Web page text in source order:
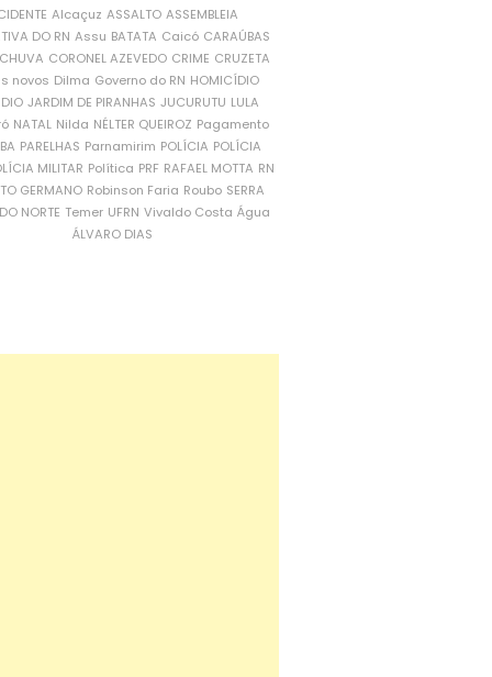
Alcaçuz ASSALTO ASSEMBLEIA
DO RN Assu BATATA Caicó CARAÚBAS
CORONEL AZEVEDO CRIME CRUZETA
novos Dilma Governo do RN HOMICÍDIO
JARDIM DE PIRANHAS JUCURUTU LULA
NATAL Nilda NÉLTER QUEIROZ Pagamento
PARELHAS Parnamirim POLÍCIA POLÍCIA
MILITAR Política PRF RAFAEL MOTTA RN
GERMANO Robinson Faria Roubo SERRA
NORTE Temer UFRN Vivaldo Costa Água
ÁLVARO DIAS